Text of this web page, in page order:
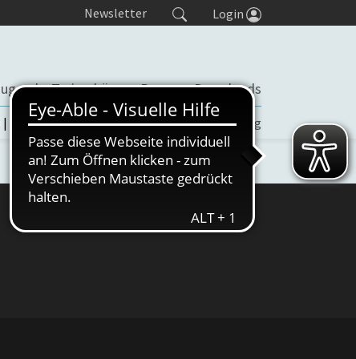
Newsletter Login
Trainerbörse Presse Downloads
TORP Turniere Seminaranmeldung